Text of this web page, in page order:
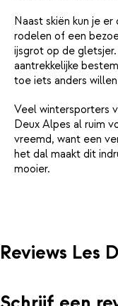
Naast skiën kun je
rodelen of een
ijsgrot op de
aantrekkelijke
toe iets anders
Veel wintersporters
Deux Alpes al ruim
vreemd, want een
het dal maakt dit
mooier.
Reviews Les